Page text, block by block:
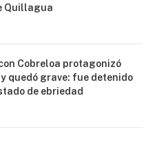
Quillagua
Cobreloa protagonizó
quedó grave: fue detenido
de ebriedad